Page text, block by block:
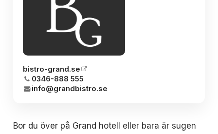
bistro-grand.se
0346-888 555
info@grandbistro.se
Bor du över på Grand hotell eller bara är sugen